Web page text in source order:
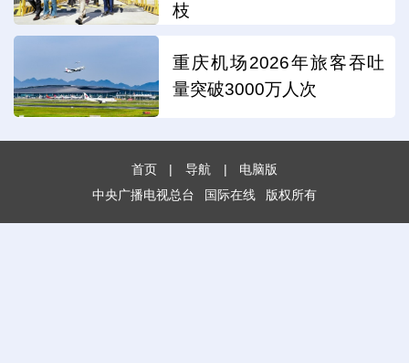
枝
重庆机场2026年旅客吞吐
量突破3000万人次
首页 | 导航 |
电脑版
中央广播电视总台
国际在线 版权所有